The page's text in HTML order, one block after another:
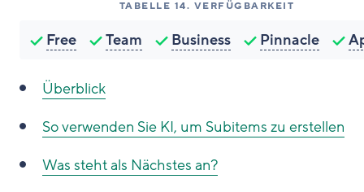
TABELLE 14. VERFÜGBARKEIT
Free Team Business Pinnacle
Überblick
So verwenden Sie KI, um Subitems zu erstellen
Was steht als Nächstes an?